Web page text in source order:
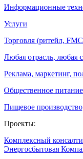
Информационные
Услуги
Торговля (ритейл,
Любая отрасль, любая
Реклама, маркетинг,
Общественное питание
Пищевое
Проекты:
Комплексный
Энергосбытовая